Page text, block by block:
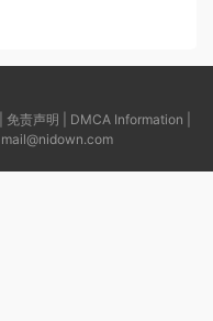
免责声明 DMCA Information
mail@nidown.com